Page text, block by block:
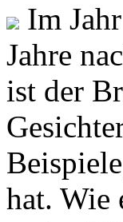
Im
Jahre
ist der
hat. Wie